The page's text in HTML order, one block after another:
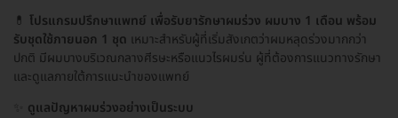
💊 โปรแกรมปรึกษาแพทย์ เพื่อรับยารักษาผมร่วง ผมบาง 1 เดือน พร้อม
รับชุดใช้ภายนอก 1 ชุด เหมาะสำหรับผู้ที่เริ่มสังเกตว่าผมหลุดร่วงมากกว่า
ปกติ มีผมบางบริเวณกลางศีรษะหรือแนวไรผมร่น ผู้ที่ต้องการแนวทางรักษา
และดูแลภายใต้การแนะนำของแพทย์
ดูแลปัญหาผมร่วงอย่างเป็นระบบ